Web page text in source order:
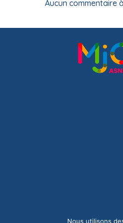
Aucun commentaire
Nous utilisons